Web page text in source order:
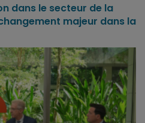
dans le secteur de la
majeur dans la